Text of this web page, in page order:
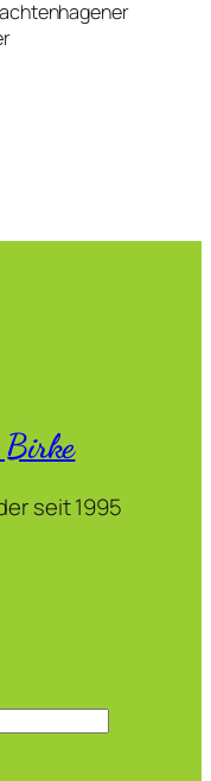
Birke
seit 1995